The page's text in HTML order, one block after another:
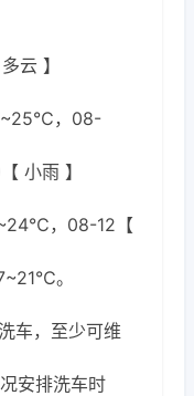
云 】
，08-
小雨 】
，08-12【
。
车，至少可维
安排洗车时